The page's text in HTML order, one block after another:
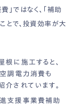
」ではなく、「補助
とで、投資効率が大
に施工すると、
調電力消費も
されています。
支援事業費補助